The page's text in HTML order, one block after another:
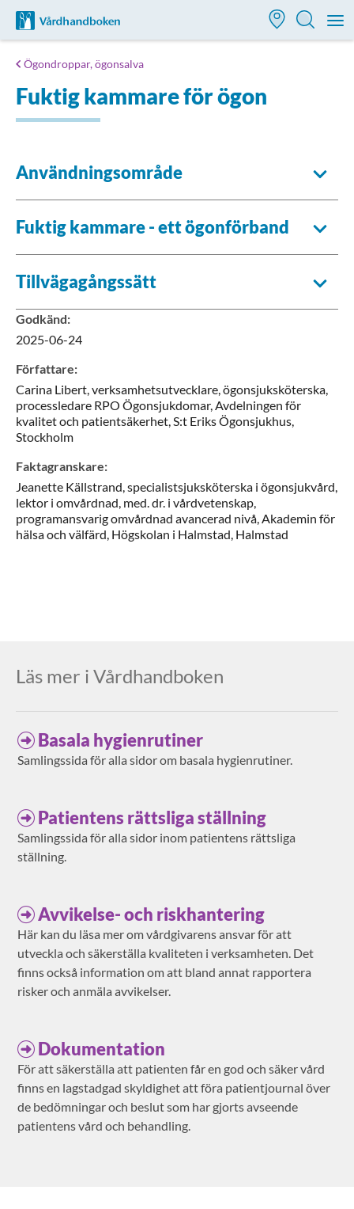
Till startsidan för Vårdhandboken
Ögondroppar, ögonsalva
Fuktig kammare för ögon
Användningsområde
Fuktig kammare - ett ögonförband
Tillvägagångssätt
Godkänd:
2025-06-24
Författare:
Carina Libert,verksamhetsutvecklare, ögonsjuksköterska,
processledare RPO Ögonsjukdomar,Avdelningen för
kvalitet och patientsäkerhet, S:t Eriks Ögonsjukhus,
Stockholm
Faktagranskare:
Jeanette Källstrand,specialistsjuksköterska i ögonsjukvård,
lektor i omvårdnad, med. dr. i vårdvetenskap,
programansvarig omvårdnad avancerad nivå,Akademin för
hälsa och välfärd, Högskolan i Halmstad, Halmstad
Läs mer i Vårdhandboken
Basala hygienrutiner
Samlingssida för alla sidor om basala hygienrutiner.
Patientens rättsliga ställning
Samlingssida för alla sidor inom patientens rättsliga
ställning.
Avvikelse- och riskhantering
Här kan du läsa mer om vårdgivarens ansvar för att
utveckla och säkerställa kvaliteten i verksamheten. Det
finns också information om att bland annat rapportera
risker och anmäla avvikelser.
Dokumentation
För att säkerställa att patienten får en god och säker vård
finns en lagstadgad skyldighet att föra patientjournal över
de bedömningar och beslut som har gjorts avseende
patientens vård och behandling.